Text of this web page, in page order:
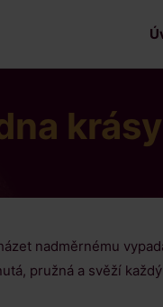
krásy
nadměrnému
pružná a svěží